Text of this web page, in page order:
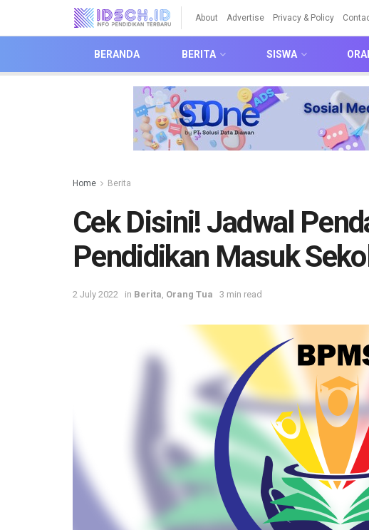
About Advertise Privacy & Policy
BERANDA BERITA SISWA
Home Berita
Cek Disini! Jadwal
Pendidikan Masuk
2 July 2022 in Berita Orang Tua 3 min read